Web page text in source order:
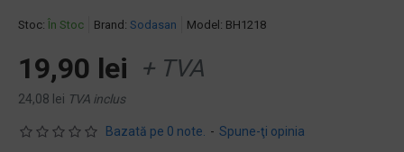
Stoc: În Stoc Brand: Sodasan Model: BH1218
Bazată pe 0 note. - Spune-ţi opinia
19,90 lei + TVA
24,08 lei TVA inclus